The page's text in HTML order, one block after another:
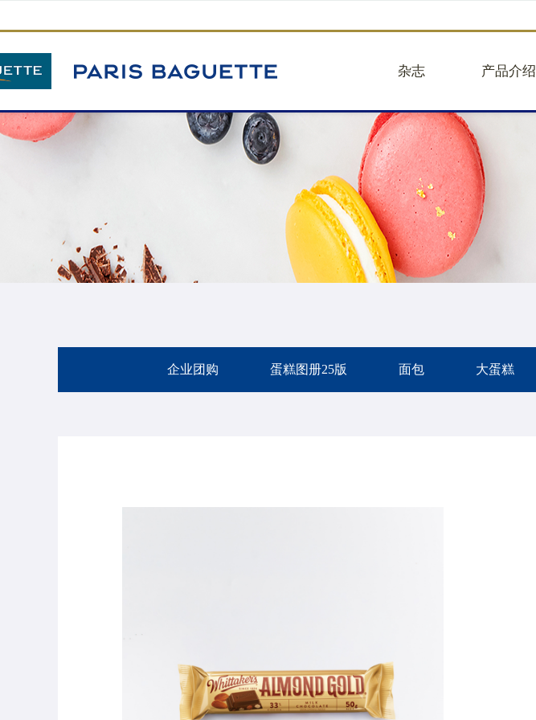
杂志
品牌故事
品牌视频
核心业务
关于贝甜
人事招聘
产品介绍
企业团购 蛋糕图册25版 面包 大蛋糕